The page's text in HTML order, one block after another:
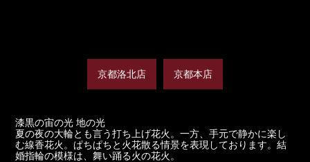
京都洛北店 京都本店
漆黒の宙の光 地の光
夏の夜の大輪とも言う打ち上げ花火。一方、手元で静かに楽し
む線香花火。ぱちぱちと火花散る情景を表現しております。結
婚指輪の模様は、舞い踊る火の花火。